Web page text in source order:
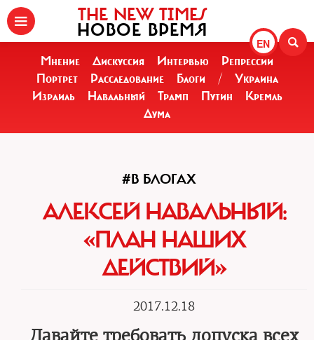
EN
THE NEW TIMES
НОВОЕ ВРЕМЯ
Мнение Дискуссия Интервью
Репрессии
Портрет
Расследование Блоги /
Украина
Израиль
Навальный Трамп Путин
Кремль
Дума
#В БЛОГАХ
АЛЕКСЕЙ НАВАЛЬНЫЙ:
«ПЛАН НАШИХ
ДЕЙСТВИЙ»
2017.12.18
Давайте требовать допуска всех